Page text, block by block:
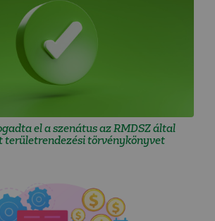
el a szenátus az RMDSZ által
területrendezési törvénykönyvet